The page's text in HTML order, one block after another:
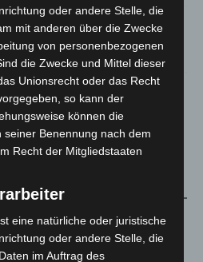
Trunkenheitsfahrten bei
2026: Französische Oper im
2.798
712
oder andere Stelle, die
mit anderen über die Zwecke
von personenbezogenen
die Zwecke und Mittel dieser
Unionsrecht oder das Recht
so kann der
können die
seiner Benennung nach dem
Recht der Mitgliedstaaten
eine natürliche oder juristische
oder andere Stelle, die
im Auftrag des